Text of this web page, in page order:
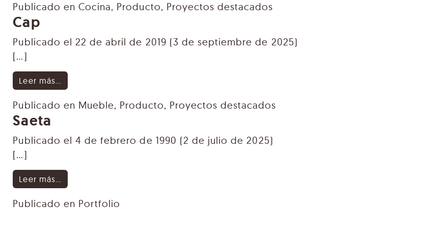
Publicado en Cocina, Producto, Proyectos destacados
Cap
Publicado el 22 de abril de 2019 (3 de septiembre de 2025)
[…]
Leer más…
Publicado en Mueble, Producto, Proyectos destacados
Saeta
Publicado el 4 de febrero de 1990 (2 de julio de 2025)
[…]
Leer más…
Publicado en Portfolio